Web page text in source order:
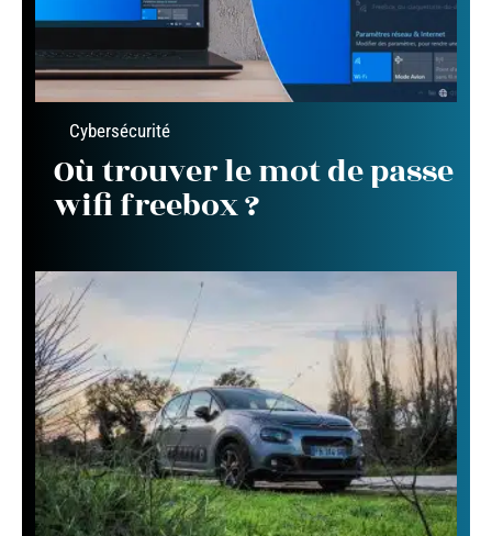
Cybersécurité
Où trouver le mot de passe
wifi freebox ?